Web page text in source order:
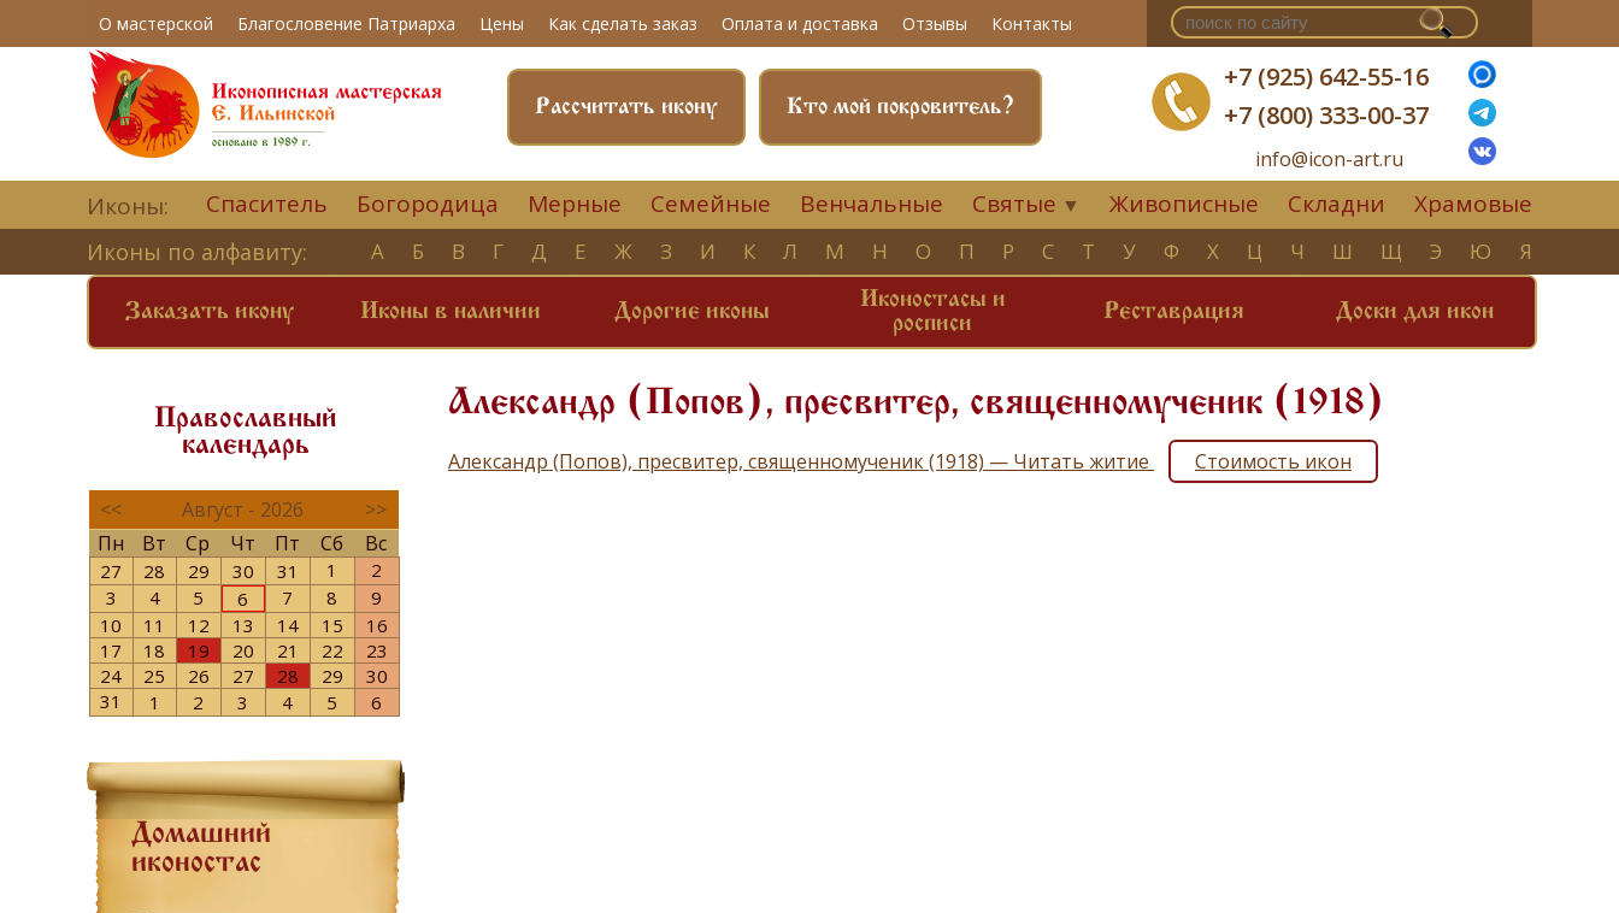
О мастерской Благословение Патриарха Цены Как сделать заказ Оплата и доставка Отзывы Контакты
+7 (925) 642-55-16
+7 (800) 333-00-37
info@icon-art.ru
Кто мой покровитель?
Рассчитать икону
Иконы: Спаситель Богородица Мерные Семейные Венчальные Святые ▼ Живописные Складни Храмовые
Иконы по алфавиту: А Б В Г Д Е Ж З И К Л М Н О П Р С Т У Ф Х Ц Ч Ш Щ Э Ю Я
Заказать икону Иконы в наличии Дорогие иконы
Иконостасы и
росписи
Реставрация Доски для икон
Православный
календарь
<< Август - 2026
>>
Пн
Вт Ср Чт Пт Сб Вс
27 28 29 30 31 1
2
3
4 5 6 7 8
9
10
11 12 13 14 15
16
17
18 19 20 21 22
23
24
25 26 27 28 29
30
31
1 2 3 4 5 6
Домашний
иконостас
Александр (Попов), пресвитер, священномученик (1918)
Александр (Попов), пресвитер, священномученик (1918) — Читать житие Стоимость икон